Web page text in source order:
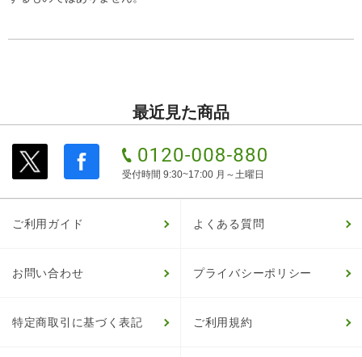
最近見た商品
受付時間 9:30~17:00 月～土曜日
ご利用ガイド よくある質問
お問い合わせ プライバシーポリシー
特定商取引に基づく表記 ご利用規約